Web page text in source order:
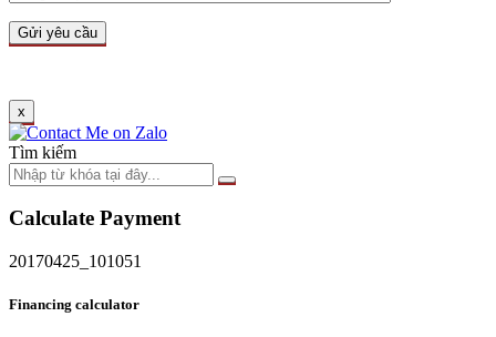
x
Tìm kiếm
Calculate Payment
20170425_101051
Financing calculator